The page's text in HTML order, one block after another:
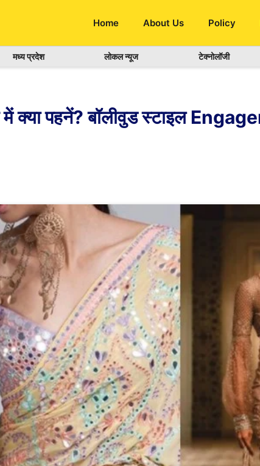
Home About Us Policy
मध्य प्रदेश लोकल न्यूज टेक्नोलॉजी
पहनें? बॉलीवुड स्टाइल